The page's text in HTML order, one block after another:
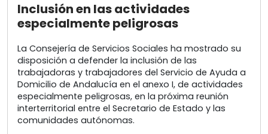
Inclusión en las actividades
especialmente peligrosas
La Consejería de Servicios Sociales ha mostrado su
disposición a defender la inclusión de las
trabajadoras y trabajadores del Servicio de Ayuda a
Domicilio de Andalucía en el anexo I, de actividades
especialmente peligrosas, en la próxima reunión
interterritorial entre el Secretario de Estado y las
comunidades autónomas.